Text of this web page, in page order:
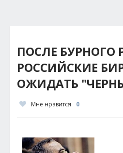
ПОСЛЕ БУРНОГО
РОССИЙСКИЕ
ОЖИДАТЬ
Мне нравится 0